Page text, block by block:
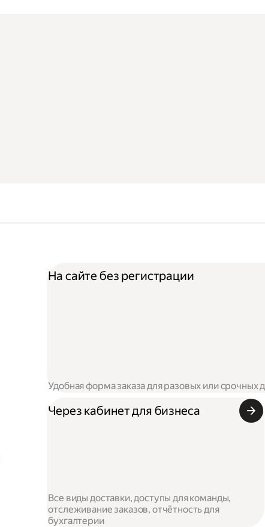
На сайте без регистрации
Удобная форма заказа для разовых или срочных
Через кабинет для бизнеса
Все виды доставки, доступы для команды,
отслеживание заказов, отчётность для
бухгалтерии